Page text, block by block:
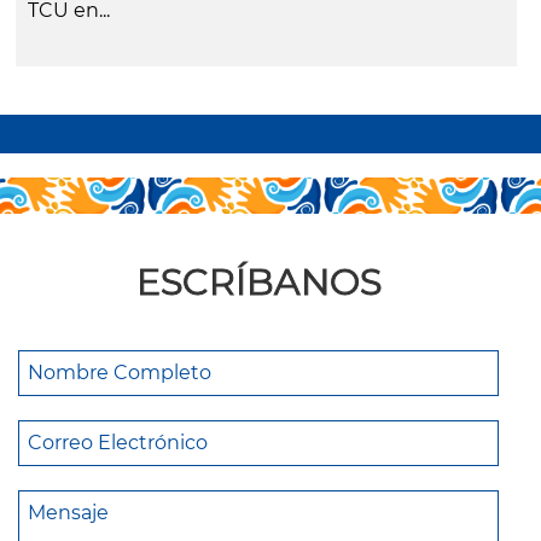
TCU en...
ESCRÍBANOS